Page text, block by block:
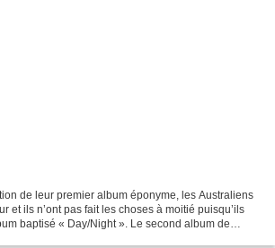
de leur premier album éponyme, les Australiens
et ils n’ont pas fait les choses à moitié puisqu’ils
baptisé « Day/Night ». Le second album de